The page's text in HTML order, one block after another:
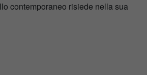
contemporaneo risiede nella sua